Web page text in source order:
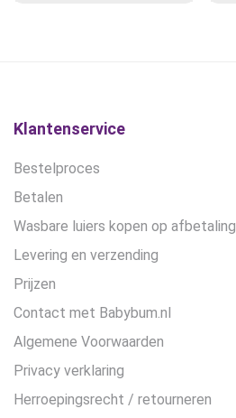
Klantenservice
Bestelproces
Betalen
Wasbare luiers kopen op afbetaling
Levering en verzending
Prijzen
Contact met Babybum.nl
Algemene Voorwaarden
Privacy verklaring
Herroepingsrecht / retourneren